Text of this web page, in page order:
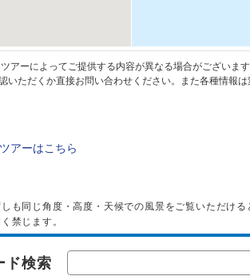
ーによってご提供する内容が異なる場合がございます
ただくか直接お問い合わせください。また各種情報は
アーはこちら
同じ角度・高度・天候での風景をご覧いただける
禁じます。
ド検索